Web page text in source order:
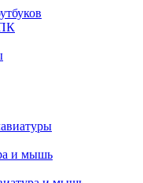
и мышь